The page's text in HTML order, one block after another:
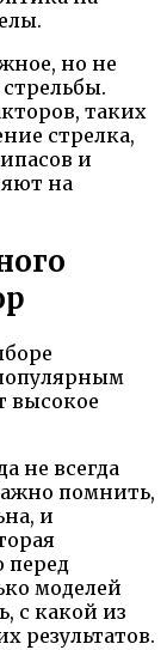
но не
таких
стрелка,
и
на
высокое
не всегда
помнить,
и
перед
моделей
с какой из
результатов.